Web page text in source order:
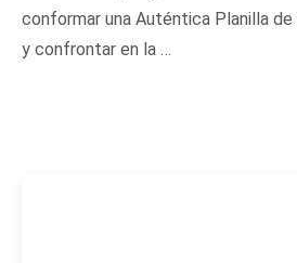
conformar una Auténtica Planilla
y confrontar en la …